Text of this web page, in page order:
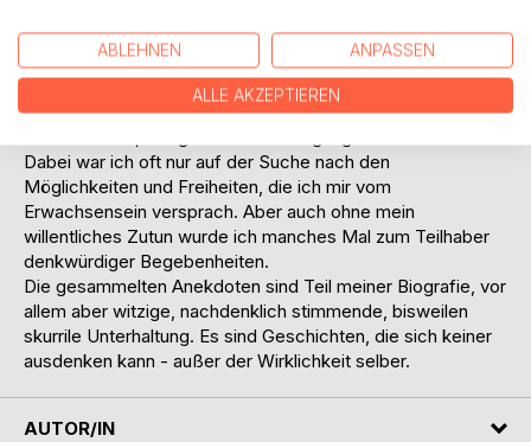
meinen tollkühnen Ideen, meinem Hang zu unbedachten
Dummheiten, zu lustigen Streichen und fiesen
Gemeinheiten unbeirrt nachgegangen. Von meinen
Mitmenschen wurde ich, mal mehr, mal weniger liebevoll,
Dabei war ich oft nur auf der Suche nach den
Möglichkeiten und Freiheiten, die ich mir vom
Erwachsensein versprach. Aber auch ohne mein
willentliches Zutun wurde ich manches Mal zum Teilhaber
denkwürdiger Begebenheiten.
Die gesammelten Anekdoten sind Teil meiner Biografie, vor
allem aber witzige, nachdenklich stimmende, bisweilen
skurrile Unterhaltung. Es sind Geschichten, die sich keiner
ausdenken kann - außer der Wirklichkeit selber.
AUTOR/IN
ABLEHNEN ANPASSEN
ALLE AKZEPTIEREN